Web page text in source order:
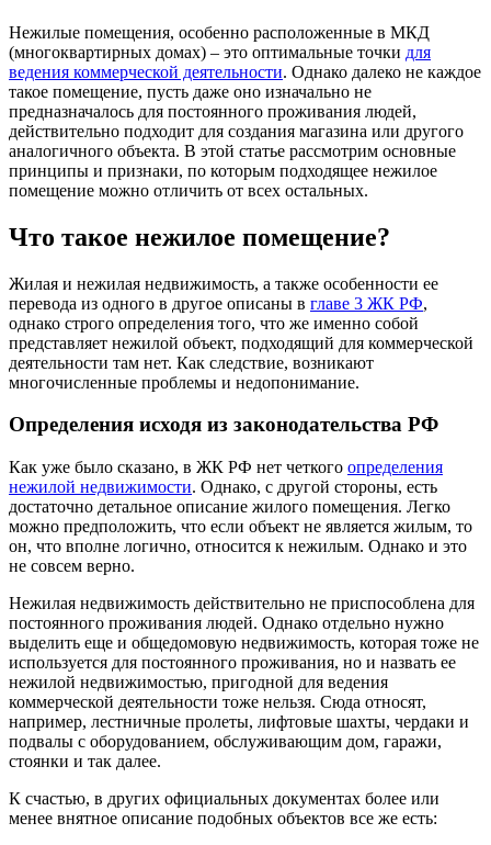
Нежилые помещения, особенно расположенные в МКД
(многоквартирных домах) – это оптимальные точки для
ведения коммерческой деятельности. Однако далеко не каждое
такое помещение, пусть даже оно изначально не
предназначалось для постоянного проживания людей,
действительно подходит для создания магазина или другого
аналогичного объекта. В этой статье рассмотрим основные
принципы и признаки, по которым подходящее нежилое
помещение можно отличить от всех остальных.
Что такое нежилое помещение?
Жилая и нежилая недвижимость, а также особенности ее
перевода из одного в другое описаны в главе 3 ЖК РФ,
однако строго определения того, что же именно собой
представляет нежилой объект, подходящий для коммерческой
деятельности там нет. Как следствие, возникают
многочисленные проблемы и недопонимание.
Определения исходя из законодательства РФ
Как уже было сказано, в ЖК РФ нет четкого определения
нежилой недвижимости. Однако, с другой стороны, есть
достаточно детальное описание жилого помещения. Легко
можно предположить, что если объект не является жилым, то
он, что вполне логично, относится к нежилым. Однако и это
не совсем верно.
Нежилая недвижимость действительно не приспособлена для
постоянного проживания людей. Однако отдельно нужно
выделить еще и общедомовую недвижимость, которая тоже не
используется для постоянного проживания, но и назвать ее
нежилой недвижимостью, пригодной для ведения
коммерческой деятельности тоже нельзя. Сюда относят,
например, лестничные пролеты, лифтовые шахты, чердаки и
подвалы с оборудованием, обслуживающим дом, гаражи,
стоянки и так далее.
К счастью, в других официальных документах более или
менее внятное описание подобных объектов все же есть: